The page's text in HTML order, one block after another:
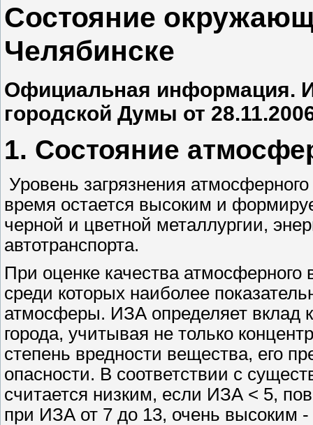
Состояние
Челябинске
Официальная информация.
городской Думы от
1. Состояние
Уровень загрязнения
время остается высоким и
черной и цветной металлургии,
автотранспорта.
При оценке качества атмосферного
среди которых наиболее
атмосферы. ИЗА определяет вклад
города, учитывая не только
степень вредности вещества, его
опасности. В соответствии с
считается низким, если ИЗА < 5,
при ИЗА от 7 до 13, очень высоким